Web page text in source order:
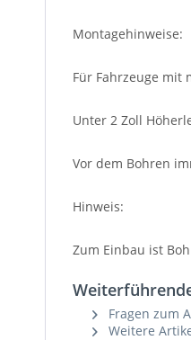
Montagehinweise:
Für Fahrzeuge mit
Unter 2 Zoll
Vor dem Bohren
Hinweis:
Zum Einbau ist
Fragen zum
Weitere